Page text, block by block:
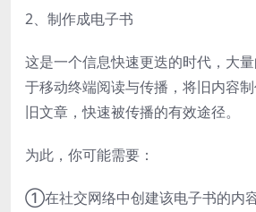
2、制作成电子书
这是一个信息快速更迭的时代，大
于移动终端阅读与传播，将旧内容
旧文章，快速被传播的有效途径。
为此，你可能需要：
①在社交网络中创建该电子书的内